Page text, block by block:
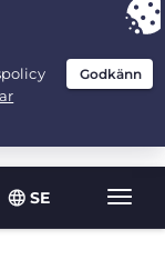
SE
Växla
years at $